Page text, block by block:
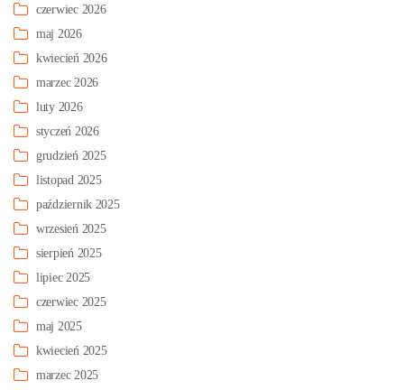
czerwiec 2026
maj 2026
kwiecień 2026
marzec 2026
luty 2026
styczeń 2026
grudzień 2025
listopad 2025
październik 2025
wrzesień 2025
sierpień 2025
lipiec 2025
czerwiec 2025
maj 2025
kwiecień 2025
marzec 2025